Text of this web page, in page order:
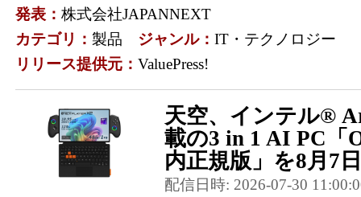
発表： 株式会社JAPANNEXT
カテゴリ： 製品 ジャンル： IT・テクノロジー
リリース提供元： ValuePress!
天空、インテル®
載の3 in 1 AI PC「
内正規版」を8月7
配信日時: 2026-07-30